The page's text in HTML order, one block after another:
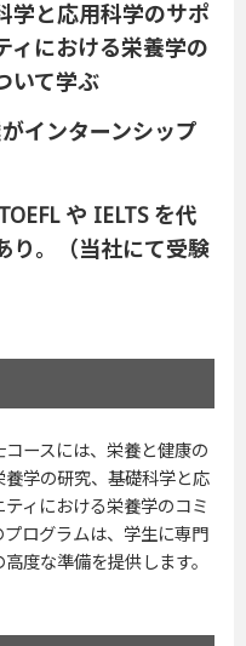
学と応用科学のサポ
ィにおける栄養学の
いて学ぶ
インターンシップ
や IELTS を代
り。（当社にて受験
ースには、栄養と健康の
学の研究、基礎科学と応
ィにおける栄養学のコミ
ログラムは、学生に専門
度な準備を提供します。